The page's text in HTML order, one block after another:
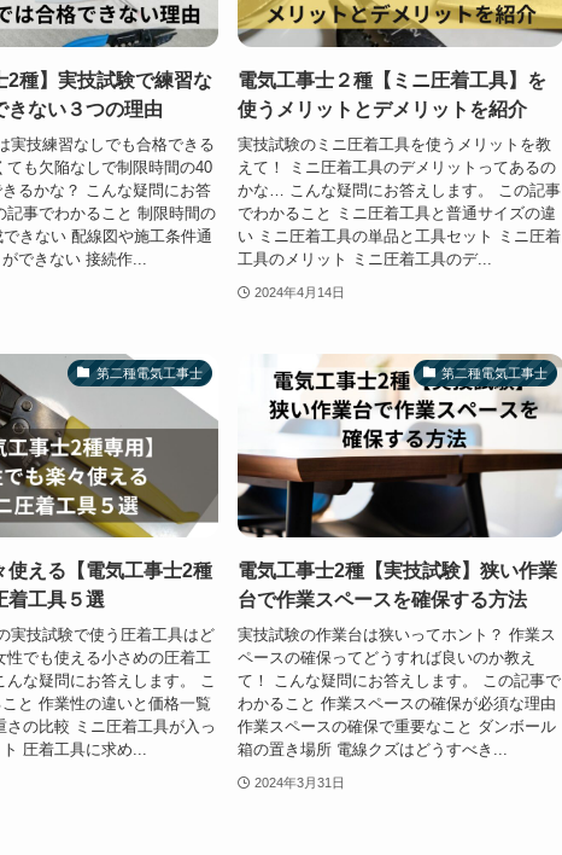
2種】実技試験で練習な
きない３つの理由
実技練習なしでも合格できる
ても欠陥なしで制限時間の40
るかな？ こんな疑問にお答
記事でわかること 制限時間の
きない 配線図や施工条件通
できない 接続作...
電気工事士２種【ミニ圧着工具】を
使うメリットとデメリットを紹介
実技試験のミニ圧着工具を使うメリットを教
えて！ ミニ圧着工具のデメリットってあるの
かな… こんな疑問にお答えします。 この記事
でわかること ミニ圧着工具と普通サイズの違
い ミニ圧着工具の単品と工具セット ミニ圧着
工具のメリット ミニ圧着工具のデ...
2024年4月14日
第二種電気工事士
使える【電気工事士2種
着工具５選
実技試験で使う圧着工具はど
性でも使える小さめの圧着工
な疑問にお答えします。 こ
と 作業性の違いと価格一覧
さの比較 ミニ圧着工具が入っ
圧着工具に求め...
第二種電気工事士
電気工事士2種【実技試験】狭い作業
台で作業スペースを確保する方法
実技試験の作業台は狭いってホント？ 作業ス
ペースの確保ってどうすれば良いのか教え
て！ こんな疑問にお答えします。 この記事で
わかること 作業スペースの確保が必須な理由
作業スペースの確保で重要なこと ダンボール
箱の置き場所 電線クズはどうすべき...
2024年3月31日